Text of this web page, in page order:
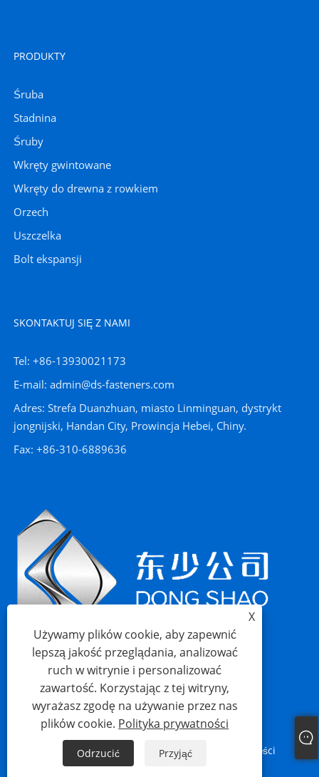
PRODUKTY
Śruba
Stadnina
Śruby
Wkręty gwintowane
Wkręty do drewna z rowkiem
Orzech
Uszczelka
Bolt ekspansji
SKONTAKTUJ SIĘ Z NAMI
Tel: +86-13930021173
E-mail: admin@ds-fasteners.com
Adres: Strefa Duanzhuan, miasto Linminguan, dystrykt
jongnijski, Handan City, Prowincja Hebei, Chiny.
Fax: +86-310-6889636
Sitemap RSS XML Polityka prywatności
X
Używamy plików cookie, aby zapewnić
lepszą jakość przeglądania, analizować
ruch w witrynie i personalizować
zawartość. Korzystając z tej witryny,
wyrażasz zgodę na używanie przez nas
plików cookie. Polityka prywatności
Odrzucić Przyjąć